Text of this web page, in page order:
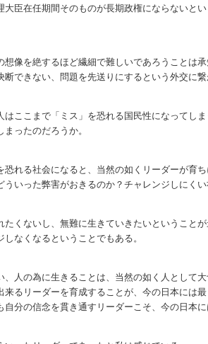
大臣在任期間そのものが長期政権にならないと
像を絶するほど繊細で難しいであろうことは
断できない、問題を先送りにするという外交に
ここまで「ミス」を恐れる国民性になってし
ったのだろうか。
れる社会になると、当然の如くリーダーが育
ういった弊害がおきるのか？チャレンジしにく
くないし、無難に生きていきたいということ
なくなるということでもある。
人の為に生きることは、当然の如く人として
来るリーダーを育成することが、今の日本には
自分の信念を貫き通すリーダーこそ、今の日本